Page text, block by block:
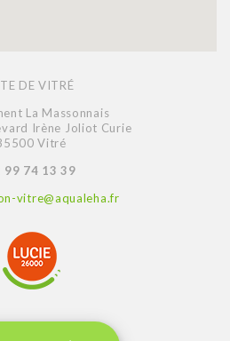
DE VITRÉ
La Massonnais
Irène Joliot Curie
Vitré
99 74 13 39
vitre@aqualeha.fr